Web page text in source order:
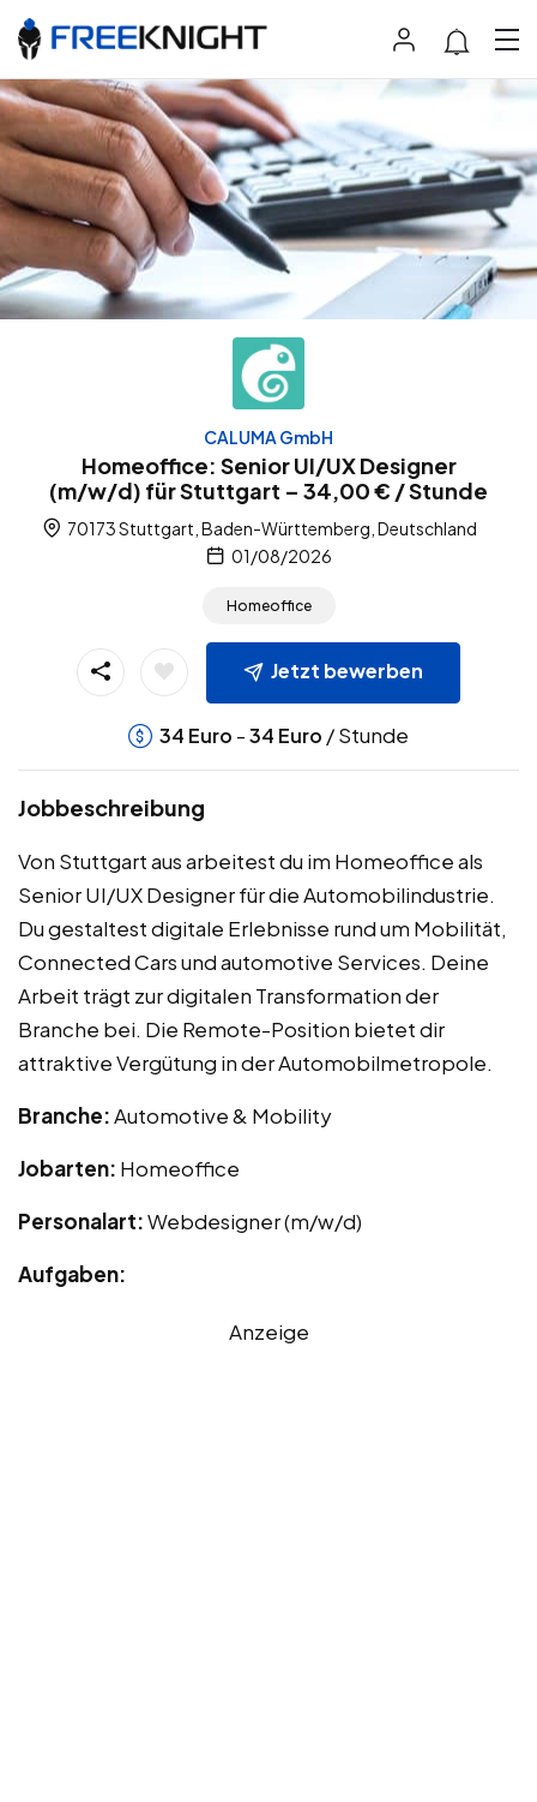
CALUMA GmbH
Homeoffice: Senior UI/UX Designer
(m/w/d) für Stuttgart – 34,00 € / Stunde
70173 Stuttgart, Baden-Württemberg, Deutschland
01/08/2026
Homeoffice
Jetzt bewerben
34 Euro -34 Euro / Stunde
Jobbeschreibung
Von Stuttgart aus arbeitest du im Homeoffice als
Senior UI/UX Designer für die Automobilindustrie.
Du gestaltest digitale Erlebnisse rund um Mobilität,
Connected Cars und automotive Services. Deine
Arbeit trägt zur digitalen Transformation der
Branche bei. Die Remote-Position bietet dir
attraktive Vergütung in der Automobilmetropole.
Branche:Automotive & Mobility
Jobarten: Homeoffice
Personalart:Webdesigner (m/w/d)
Aufgaben:
Anzeige